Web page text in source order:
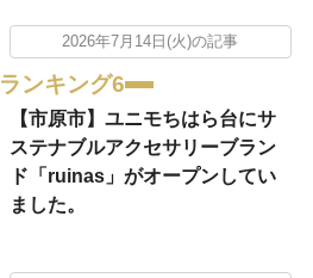
2026年7月14日(火)の記事
ランキング6
【市原市】ユニモちはら台にサ
ステナブルアクセサリーブラン
ド「ruinas」がオープンしてい
ました。